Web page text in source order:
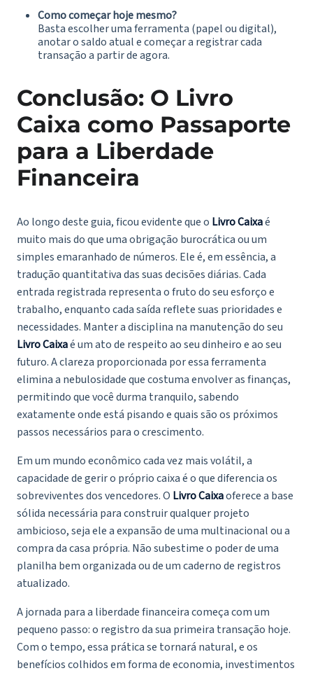
Como começar hoje mesmo?
Basta escolher uma ferramenta (papel ou digital),
anotar o saldo atual e começar a registrar cada
transação a partir de agora.
Conclusão: O Livro
Caixa como Passaporte
para a Liberdade
Financeira
Ao longo deste guia, ficou evidente que o Livro Caixaé
muito mais do que uma obrigação burocrática ou um
simples emaranhado de números. Ele é, em essência, a
tradução quantitativa das suas decisões diárias. Cada
entrada registrada representa o fruto do seu esforço e
trabalho, enquanto cada saída reflete suas prioridades e
necessidades. Manter a disciplina na manutenção do seu
Livro Caixaé um ato de respeito ao seu dinheiro e ao seu
futuro. A clareza proporcionada por essa ferramenta
elimina a nebulosidade que costuma envolver as finanças,
permitindo que você durma tranquilo, sabendo
exatamente onde está pisando e quais são os próximos
passos necessários para o crescimento.
Em um mundo econômico cada vez mais volátil, a
capacidade de gerir o próprio caixa é o que diferencia os
sobreviventes dos vencedores. O Livro Caixaoferece a base
sólida necessária para construir qualquer projeto
ambicioso, seja ele a expansão de uma multinacional ou a
compra da casa própria. Não subestime o poder de uma
planilha bem organizada ou de um caderno de registros
atualizado.
A jornada para a liberdade financeira começa com um
pequeno passo: o registro da sua primeira transação hoje.
Com o tempo, essa prática se tornará natural, e os
benefícios colhidos em forma de economia, investimentos